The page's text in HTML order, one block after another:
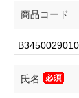
商品コード
氏名